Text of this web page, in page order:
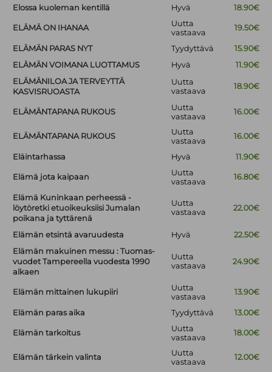
Elossa kuoleman kentillä
Hyvä 18.90€
ELÄMÄ ON IHANAA
Uutta
vastaava
19.50€
ELÄMÄN PARAS NYT Tyydyttävä
15.90€
ELÄMÄN VOIMANA LUOTTAMUS
Hyvä
11.90€
ELÄMÄNILOA JA TERVEYTTÄ
KASVISRUOASTA
Uutta
vastaava
18.90€
ELÄMÄNTAPANA RUKOUS
Uutta
vastaava
16.00€
ELÄMÄNTAPANA RUKOUS
Uutta
vastaava
16.00€
Eläintarhassa Hyvä 11.90€
Elämä jota kaipaan
Uutta
vastaava
16.80€
Elämä Kuninkaan perheessä -
löytöretki etuoikeuksiisi Jumalan
poikana ja tyttärenä
Uutta
vastaava
22.00€
Elämän etsintä avaruudesta Hyvä
22.50€
Elämän makuinen messu : Tuomas-
vuodet Tampereella vuodesta 1990
alkaen
Uutta
vastaava
24.90€
Elämän mittainen lukupiiri
Uutta
vastaava
13.90€
Elämän paras aika Tyydyttävä 13.00€
Elämän tarkoitus
Uutta
vastaava
18.00€
Elämän tärkein valinta
Uutta
vastaava
12.00€